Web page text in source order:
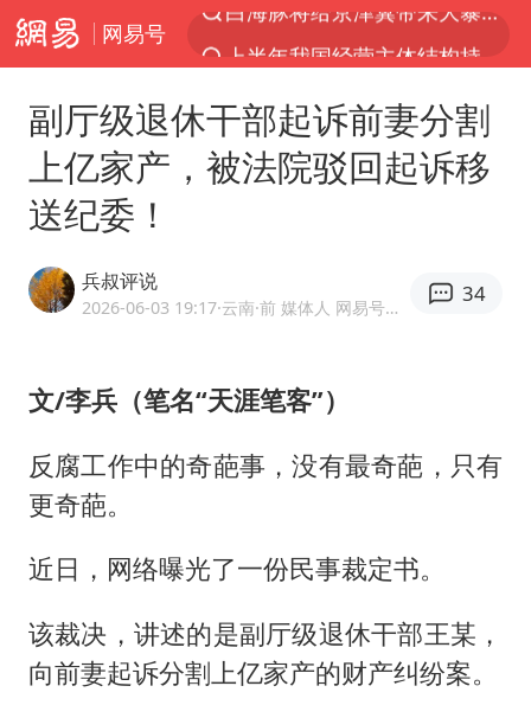
网易号
中国籍豪华游艇富商之子在泰国被杀
王艺迪无缘横滨赛决赛
中国第1高楼阻尼器摆动明显
《龙餐馆》 冲奖
2025年小学教师减少13.19万
副厅级退休干部起诉前妻分割
上亿家产，被法院驳回起诉移
送纪委！
兵叔评说
2026-06-03 19:17·云南 ·前 媒体人 网易号优质内容创作者
34
文/李兵（笔名“天涯笔客”）
反腐工作中的奇葩事，没有最奇葩，只有
更奇葩。
近日，网络曝光了一份民事裁定书。
该裁决，讲述的是副厅级退休干部王某，
向前妻起诉分割上亿家产的财产纠纷案。